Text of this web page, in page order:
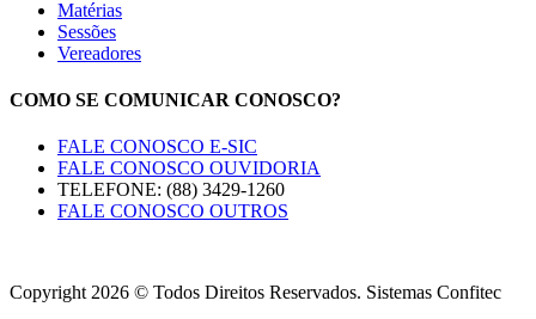
Matérias
Sessões
Vereadores
COMO SE COMUNICAR CONOSCO?
FALE CONOSCO E-SIC
FALE CONOSCO OUVIDORIA
TELEFONE: (88) 3429-1260
FALE CONOSCO OUTROS
Copyright 2026 © Todos Direitos Reservados. Sistemas Confitec